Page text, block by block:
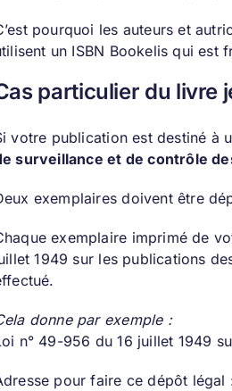
pourquoi les auteurs et
un ISBN Bookelis qui est
particulier du livre
votre publication est destiné à
surveillance et de contrôle
exemplaires doivent être
exemplaire imprimé de
1949 sur les publications
donne par exemple :
n° 49-956 du 16 juillet 1949
pour faire ce dépôt légal